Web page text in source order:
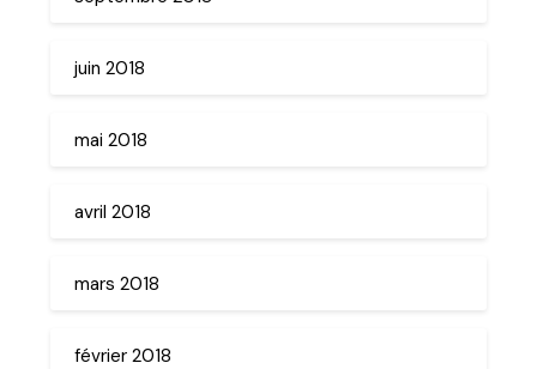
juin 2018
mai 2018
avril 2018
mars 2018
février 2018